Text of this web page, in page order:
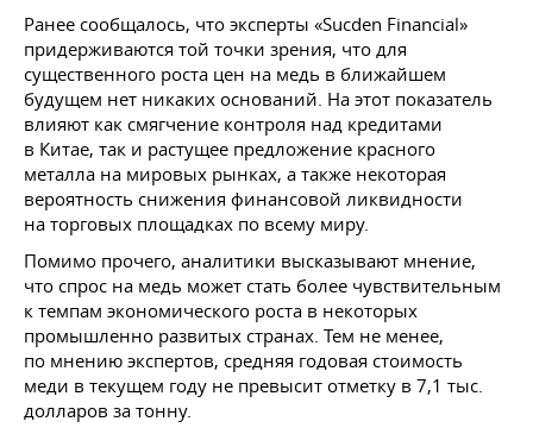
Ранее сообщалось, что эксперты «Sucden Financial»
придерживаются той точки зрения, что для
существенного роста цен на медь в ближайшем
будущем нет никаких оснований. На этот показатель
влияют как смягчение контроля над кредитами
в Китае, так и растущее предложение красного
металла на мировых рынках, а также некоторая
вероятность снижения финансовой ликвидности
на торговых площадках по всему миру.
Помимо прочего, аналитики высказывают мнение,
что спрос на медь может стать более чувствительным
к темпам экономического роста в некоторых
промышленно развитых странах. Тем не менее,
по мнению экспертов, средняя годовая стоимость
меди в текущем году не превысит отметку в 7,1 тыс.
долларов за тонну.